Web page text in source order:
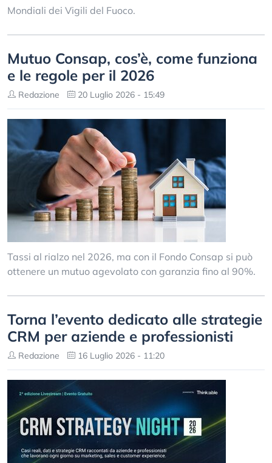
Mondiali dei Vigili del Fuoco.
Mutuo Consap, cos’è, come funziona
e le regole per il 2026
Redazione 20 Luglio 2026 - 15:49
Tassi al rialzo nel 2026, ma con il Fondo Consap si può
ottenere un mutuo agevolato con garanzia fino al 90%.
Torna l’evento dedicato alle strategie
CRM per aziende e professionisti
Redazione 16 Luglio 2026 - 11:20